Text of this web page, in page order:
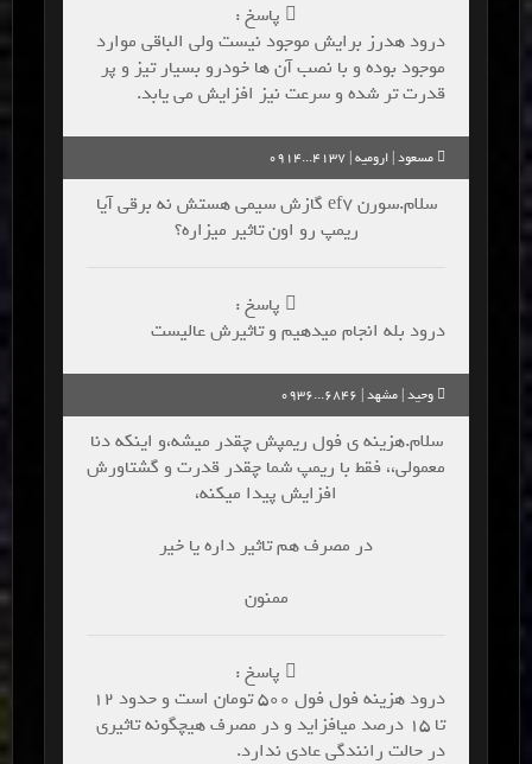
پاسخ :
درود هدرز برایش موجود نیست ولی الباقی موارد
موجود بوده و با نصب آن ها خودرو بسیار تیز و پر
قدرت تر شده و سرعت نیز افزایش می یابد.
مسعود | ارومیه | 4137...0914
سلام.سورن ef۷ گازش سیمی هستش نه برقی آیا
ریمپ رو اون تاثیر میزاره؟
پاسخ :
درود بله انجام میدهیم و تاثیرش عالیست
وحید | مشهد | 6846...0936
سلام.هزینه ی فول ریمپش چقدر میشه،و اینکه دنا
معمولی،، فقط با ریمپ شما چقدر قدرت و گشتاورش
افزایش پیدا میکنه،
در مصرف هم تاثیر داره یا خیر
ممنون
پاسخ :
درود هزینه فول فول 500 تومان است و حدود 12
تا 15 درصد میافزاید و در مصرف هیچگونه تاثیری
در حالت رانندگی عادی ندارد.